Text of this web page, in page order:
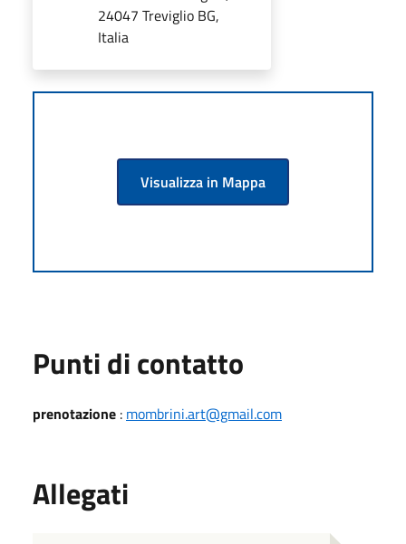
24047 Treviglio BG,
Italia
Visualizza in Mappa
Punti di contatto
prenotazione : mombrini.art@gmail.com
Allegati